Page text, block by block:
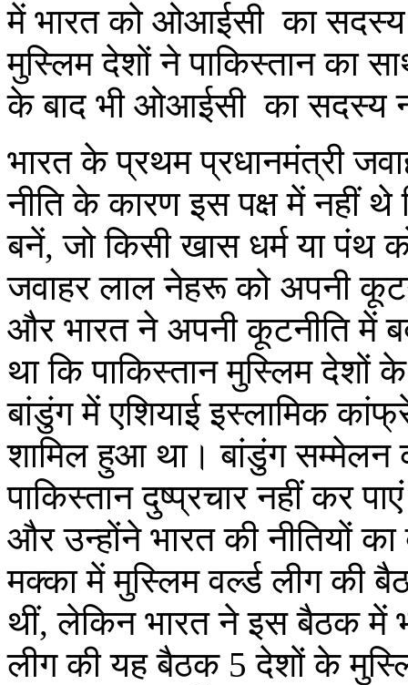
में भारत को ओआईसी का सदस्य
मुस्लिम देशों ने पाकिस्तान का
के बाद भी ओआईसी का सदस्य
भारत के प्रथम प्रधानमंत्री
नीति के कारण इस पक्ष में नहीं
बनें, जो किसी खास धर्म या पंथ
जवाहर लाल नेहरू को अपनी
और भारत ने अपनी कूटनीति में
था कि पाकिस्तान मुस्लिम
बांडुंग में एशियाई इस्लामिक
शामिल हुआ था। बांडुंग सम्मेलन
पाकिस्तान दुष्प्रचार नहीं कर
और उन्होंने भारत की नीतियों
मक्का में मुस्लिम वर्ल्ड लीग की
थीं, लेकिन भारत ने इस बैठक में
लीग की यह बैठक 5 देशों के